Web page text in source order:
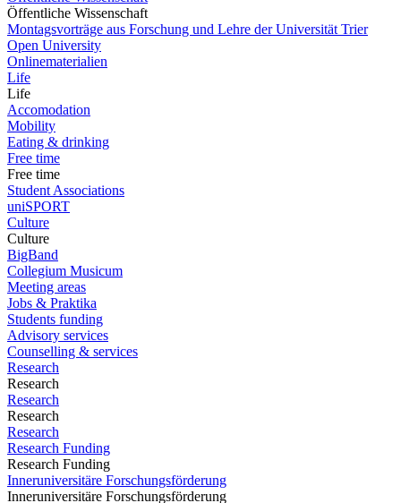
Öffentliche Wissenschaft
Montagsvorträge aus Forschung und Lehre der Universität Trier
Open University
Onlinematerialien
Life
Life
Accomodation
Mobility
Eating & drinking
Free time
Free time
Student Associations
uniSPORT
Culture
Culture
BigBand
Collegium Musicum
Meeting areas
Jobs & Praktika
Students funding
Advisory services
Counselling & services
Research
Research
Research
Research
Research
Research Funding
Research Funding
Inneruniversitäre Forschungsförderung
Inneruniversitäre Forschungsförderung